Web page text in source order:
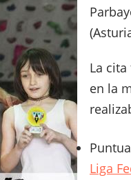
La
en la
Liga